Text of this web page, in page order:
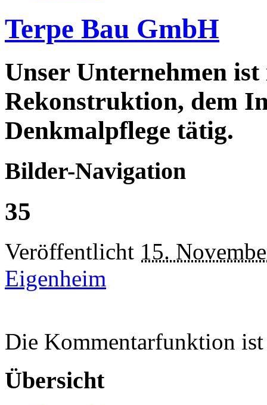
Terpe Bau GmbH
Unser Unternehmen
Rekonstruktion, dem
Denkmalpflege tätig.
Bilder-Navigation
35
Veröffentlicht 15.
Eigenheim
Die Kommentarfunktion ist
Übersicht